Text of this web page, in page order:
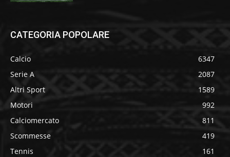
CATEGORIA POPOLARE
Calcio
6347
Serie A
2087
Altri Sport
1589
Motori
992
Calciomercato
811
Scommesse
419
Tennis
161